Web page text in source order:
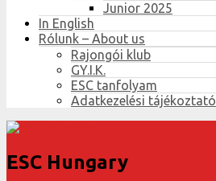
Junior 2025
In English
Rólunk – About us
Rajongói klub
GY.I.K.
ESC tanfolyam
Adatkezelési tájékoztató
ESC Hungary